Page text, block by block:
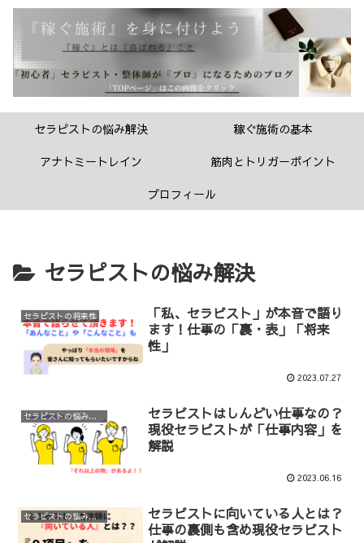
セラピストの悩み解決
稼ぐ施術の基本
アナトミートレイン
筋肉とトリガーポイント
プロフィール
セラピストの悩み解決
セラピストの将来性
「私、セラピスト」が本音で語り
ます！仕事の「裏・表」「将来
性」
2023.07.27
セラピストの悩み解決
セラピストはしんどい仕事なの？
現役セラピストが「仕事内容」を
解説
2023.06.16
セラピストの悩み解決
セラピストに向いている人とは？
仕事の裏側も含め現役セラピスト